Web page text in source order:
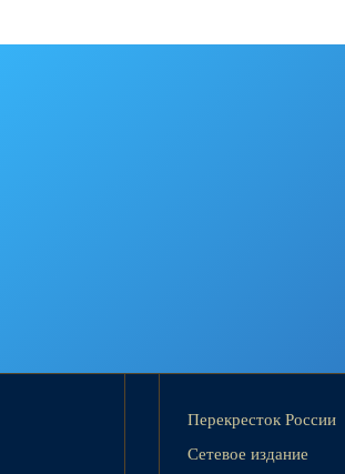
Перекресток России
Сетевое издание